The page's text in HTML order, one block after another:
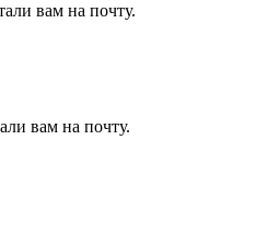
вам на почту.
вам на почту.